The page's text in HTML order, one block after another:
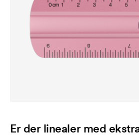
Er der linealer med